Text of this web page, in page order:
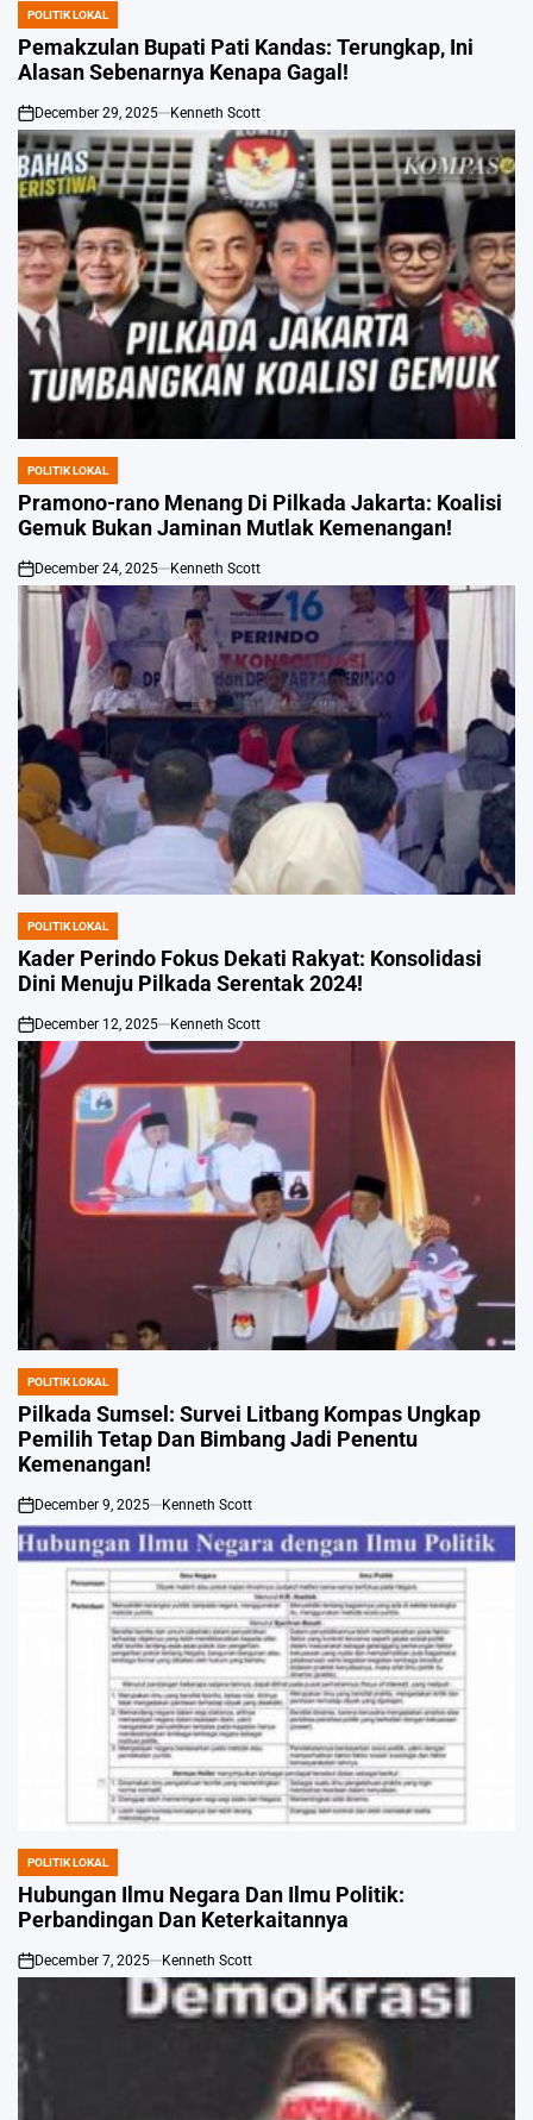
POSTED
IN
POLITIK LOKAL
Pemakzulan Bupati Pati Kandas: Terungkap, Ini
Alasan Sebenarnya Kenapa Gagal!
on
December 29, 2025 Kenneth Scott
POSTED
IN
POLITIK LOKAL
Pramono-rano Menang Di Pilkada Jakarta: Koalisi
Gemuk Bukan Jaminan Mutlak Kemenangan!
on
December 24, 2025 Kenneth Scott
POSTED
IN
POLITIK LOKAL
Kader Perindo Fokus Dekati Rakyat: Konsolidasi
Dini Menuju Pilkada Serentak 2024!
on
December 12, 2025 Kenneth Scott
POSTED
IN
POLITIK LOKAL
Pilkada Sumsel: Survei Litbang Kompas Ungkap
Pemilih Tetap Dan Bimbang Jadi Penentu
Kemenangan!
on
December 9, 2025 Kenneth Scott
POSTED
IN
POLITIK LOKAL
Hubungan Ilmu Negara Dan Ilmu Politik:
Perbandingan Dan Keterkaitannya
on
December 7, 2025 Kenneth Scott